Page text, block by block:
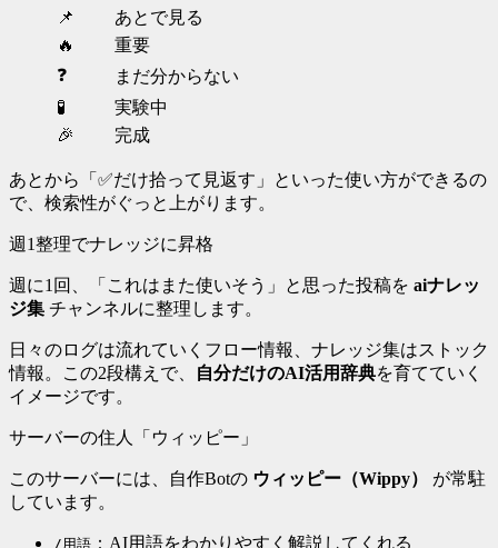
📌
あとで見る
🔥
重要
❓
まだ分からない
🧪
実験中
🎉
完成
あとから「✅だけ拾って見返す」といった使い方ができるの
で、検索性がぐっと上がります。
週1整理でナレッジに昇格
週に1回、「これはまた使いそう」と思った投稿を aiナレッ
ジ集 チャンネルに整理します。
日々のログは流れていくフロー情報、ナレッジ集はストック
情報。この2段構えで、
自分だけのAI活用辞典を育てていく
イメージです。
サーバーの住人「ウィッピー」
このサーバーには、自作Botの ウィッピー（Wippy）
が常駐
しています。
/用語 ：AI用語をわかりやすく解説してくれる